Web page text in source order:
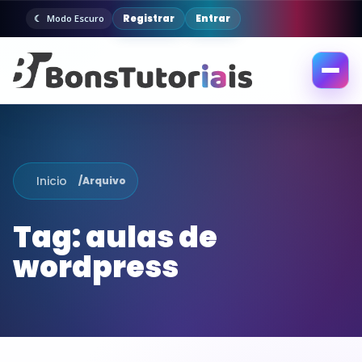
Modo Escuro Registrar Entrar
Abrir
Inicio /Arquivo
Tag:aulas de
wordpress